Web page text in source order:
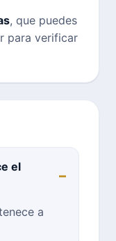
, que puedes
para verificar
el
a